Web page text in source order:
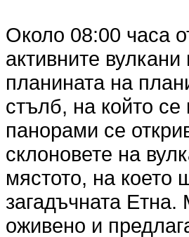
Около 08:00 часа
активните
планината на
стълб, на който
панорами се
склоновете на
мястото, на което
загадъчната Етна.
оживено и